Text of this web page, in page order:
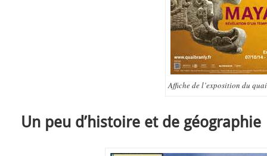
Affiche de l’exposition du
Un peu d’histoire et de géographie